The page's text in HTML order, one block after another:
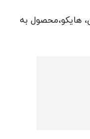
هایکو،محصول به